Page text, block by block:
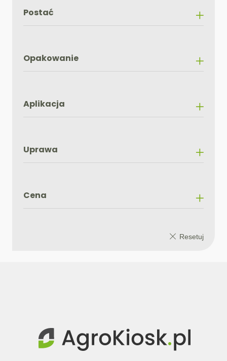
Postać
Opakowanie
Aplikacja
Uprawa
Cena